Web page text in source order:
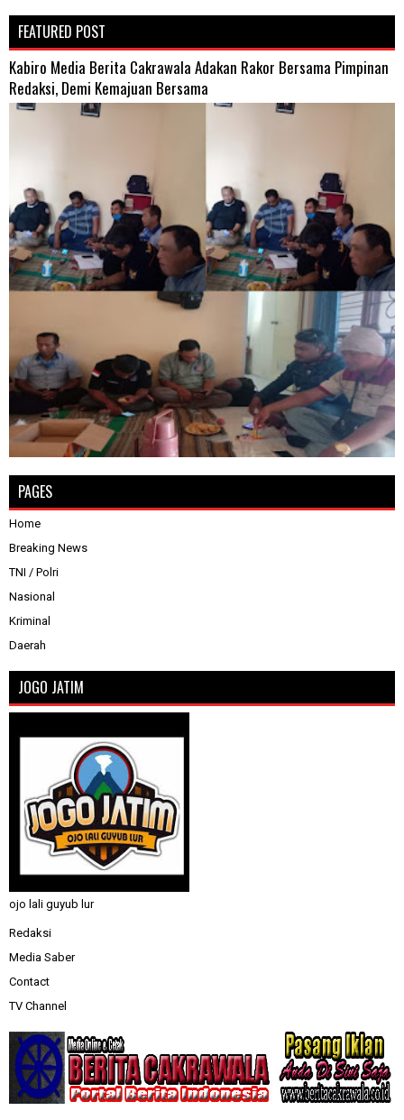
FEATURED POST
Kabiro Media Berita Cakrawala Adakan Rakor Bersama Pimpinan
Redaksi, Demi Kemajuan Bersama
PAGES
Home
Breaking News
TNI / Polri
Nasional
Kriminal
Daerah
JOGO JATIM
ojo lali guyub lur
Redaksi
Media Saber
Contact
TV Channel